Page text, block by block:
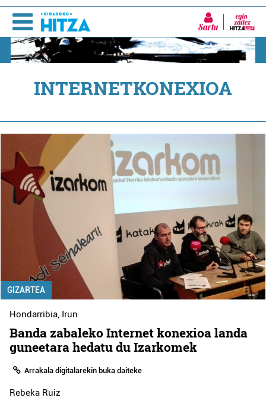
Sartu
INTERNETKONEXIOA
GIZARTEA
Hondarribia, Irun
Banda zabaleko Internet konexioa landa
guneetara hedatu du Izarkomek
Arrakala digitalarekin buka daiteke
Rebeka Ruiz